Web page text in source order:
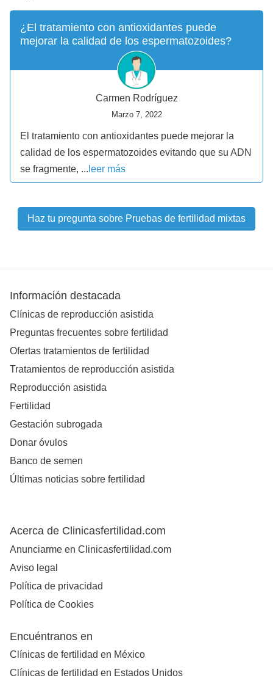
¿El tratamiento con antioxidantes puede
mejorar la calidad de los espermatozoides?
Carmen Rodríguez
Marzo 7, 2022
El tratamiento con antioxidantes puede mejorar la
calidad de los espermatozoides evitando que su ADN
se fragmente, ... leer más
Haz tu pregunta sobre Pruebas de fertilidad mixtas
Información destacada
Clínicas de reproducción asistida
Preguntas frecuentes sobre fertilidad
Ofertas tratamientos de fertilidad
Tratamientos de reproducción asistida
Reproducción asistida
Fertilidad
Gestación subrogada
Donar óvulos
Banco de semen
Últimas noticias sobre fertilidad
Acerca de Clinicasfertilidad.com
Anunciarme en Clinicasfertilidad.com
Aviso legal
Política de privacidad
Política de Cookies
Encuéntranos en
Clínicas de fertilidad en México
Clínicas de fertilidad en Estados Unidos